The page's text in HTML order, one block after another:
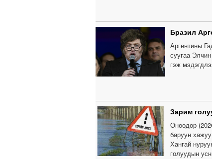
Бразил
Аргентины
суугаа
гэж
Зарим
Өнөөдөр
баруун
Хангай
голуудын